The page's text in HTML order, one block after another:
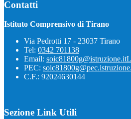
Contatti
Istituto Comprensivo di Tirano
Via Pedrotti 17 - 23037 Tirano
Tel: 0342 701138
Email: soic81800g@istruzione.it
PEC:
C.F.: 92024630144
Sezione Link Utili